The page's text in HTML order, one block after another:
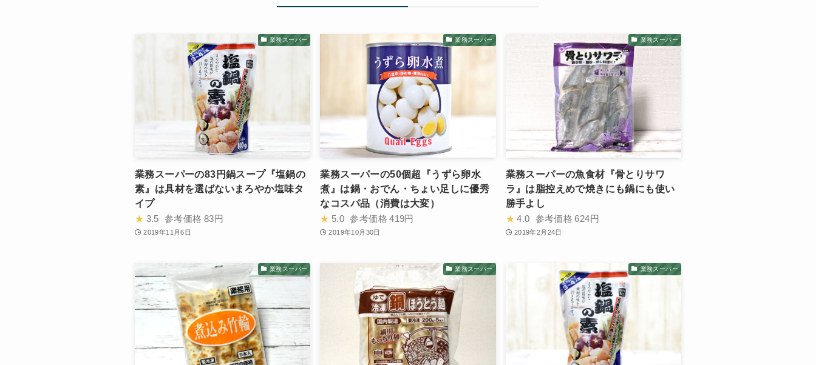
業務スーパー
業務スーパーの83円鍋スープ『塩鍋の
素』は具材を選ばないまろやか塩味タ
イプ
★ 3.5 参考価格 83円
2019年11月6日
業務スーパー
業務スーパーの50個超『うずら卵水
煮』は鍋・おでん・ちょい足しに優秀
なコスパ品（消費は大変）
★ 5.0 参考価格 419円
2019年10月30日
業務スーパー
業務スーパーの魚食材『骨とりサワ
ラ』は脂控えめで焼きにも鍋にも使い
勝手よし
★ 4.0 参考価格 624円
2019年2月24日
業務スーパー 業務スーパー 業務スーパー